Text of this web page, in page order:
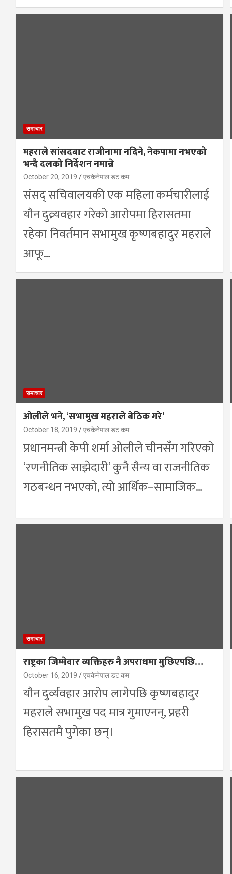
समाचार
महराले सांसदबाट राजीनामा नदिने, नेकपामा नभएको
भन्दै दलको निर्देशन नमान्ने
October 20, 2019 एचकेनेपाल डट कम
संसद् सचिवालयकी एक महिला कर्मचारीलाई
यौन दुव्र्यवहार गरेको आरोपमा हिरासतमा
रहेका निवर्तमान सभामुख कृष्णबहादुर महराले
आफू…
समाचार
ओलीले भने, ‘सभामुख महराले बेठिक गरे’
October 18, 2019 एचकेनेपाल डट कम
प्रधानमन्त्री केपी शर्मा ओलीले चीनसँग गरिएको
‘रणनीतिक साझेदारी’ कुनै सैन्य वा राजनीतिक
गठबन्धन नभएको, त्यो आर्थिक–सामाजिक…
समाचार
राष्ट्रका जिम्मेवार व्यक्तिहरु नै अपराधमा मुछिएपछि…
October 16, 2019 एचकेनेपाल डट कम
यौन दुर्व्यवहार आरोप लागेपछि कृष्णबहादुर
महराले सभामुख पद मात्र गुमाएनन्, प्रहरी
हिरासतमै पुगेका छन्।